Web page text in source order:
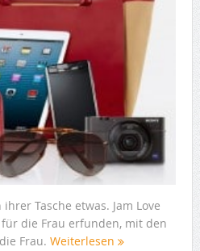
Tasche etwas. Jam Love
die Frau erfunden, mit den
Frau. Weiterlesen